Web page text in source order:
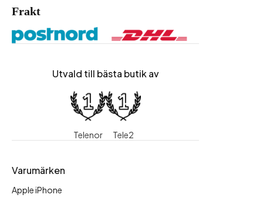
Frakt
Utvald till bästa butik av
Telenor Tele2
Varumärken
Apple iPhone